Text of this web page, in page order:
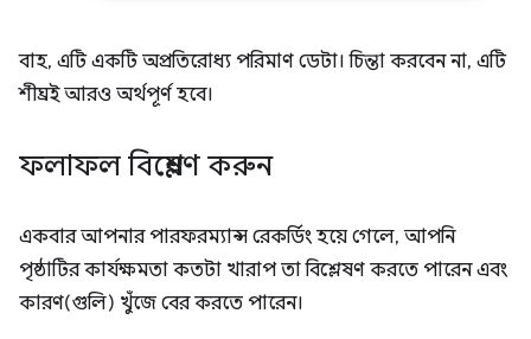
বাহ, এটি একটি অপ্রতিরোধ্য পরিমাণ ডেটা। চিন্তা করবেন না, এটি
শীঘ্রই আরও অর্থপূর্ণ হবে।
ফলাফল বিশ্লেষণ করুন
একবার আপনার পারফরম্যান্স রেকর্ডিং হয়ে গেলে, আপনি
পৃষ্ঠাটির কার্যক্ষমতা কতটা খারাপ তা বিশ্লেষণ করতে পারেন এবং
কারণ(গুলি) খুঁজে বের করতে পারেন।